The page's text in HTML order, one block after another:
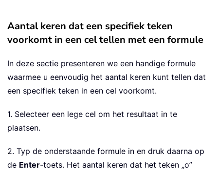
Aantal keren dat een specifiek teken
voorkomt in een cel tellen met een formule
In deze sectie presenteren we een handige formule
waarmee u eenvoudig het aantal keren kunt tellen dat
een specifiek teken in een cel voorkomt.
1. Selecteer een lege cel om het resultaat in te
plaatsen.
2. Typ de onderstaande formule in en druk daarna op
de Enter-toets. Het aantal keren dat het teken „o”